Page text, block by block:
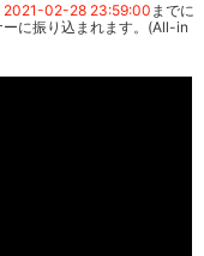
2021-02-28 23:59:00 までに
に振り込まれます。(All-in